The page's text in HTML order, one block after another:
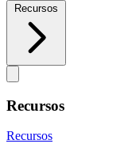
Recursos
Recursos
Recursos